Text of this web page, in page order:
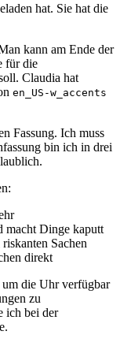
hat. Sie hat die
kann am Ende der
für die
Claudia hat
en_US-w_accents
Fassung. Ich muss
bin ich in drei
macht Dinge kaputt
Sachen
direkt
die Uhr verfügbar
zu
ich bei der